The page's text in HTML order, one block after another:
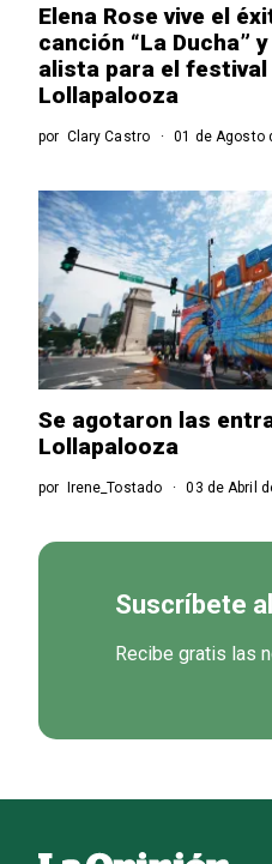
Elena Rose vive el
canción “La Ducha”
alista para el festival
Lollapalooza
por Clary Castro 01 de Agosto
Se agotaron las
Lollapalooza
por Irene_Tostado 03 de Abril
Suscríbete
Recibe gratis las